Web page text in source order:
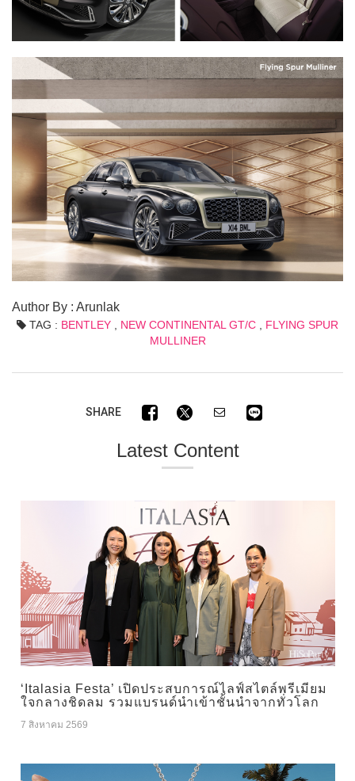
Author By : Arunlak
TAG : BENTLEY NEW CONTINENTAL GT/C
FLYING SPUR
MULLINER
SHARE
Latest Content
‘Italasia Festa’ เปิดประสบการณ์ไลฟ์สไตล์พรีเมียม
ใจกลางชิดลม รวมแบรนด์นำเข้าชั้นนำจากทั่วโลก
7 สิงหาคม 2569